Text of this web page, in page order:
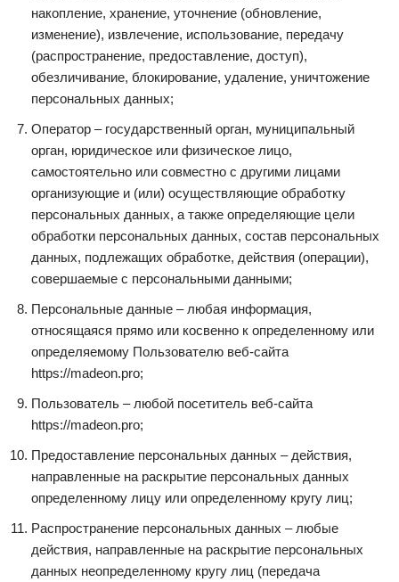
накопление, хранение, уточнение (обновление,
изменение), извлечение, использование, передачу
(распространение, предоставление, доступ),
обезличивание, блокирование, удаление, уничтожение
персональных данных;
Оператор – государственный орган, муниципальный
орган, юридическое или физическое лицо,
самостоятельно или совместно с другими лицами
организующие и (или) осуществляющие обработку
персональных данных, а также определяющие цели
обработки персональных данных, состав персональных
данных, подлежащих обработке, действия (операции),
совершаемые с персональными данными;
Персональные данные – любая информация,
относящаяся прямо или косвенно к определенному или
определяемому Пользователю веб-сайта
https://madeon.pro;
Пользователь – любой посетитель веб-сайта
https://madeon.pro;
Предоставление персональных данных – действия,
направленные на раскрытие персональных данных
определенному лицу или определенному кругу лиц;
Распространение персональных данных – любые
действия, направленные на раскрытие персональных
данных неопределенному кругу лиц (передача